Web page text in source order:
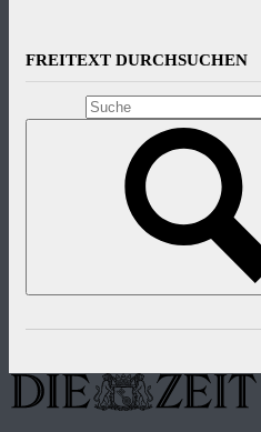
FREITEXT DURCHSUCHEN